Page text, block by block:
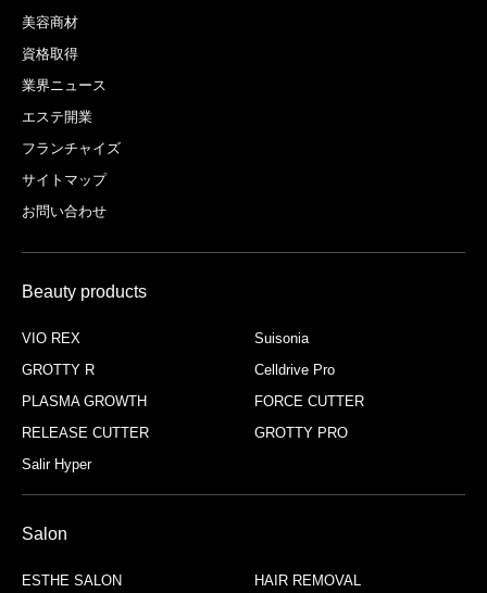
美容商材
資格取得
業界ニュース
エステ開業
フランチャイズ
サイトマップ
お問い合わせ
Beauty products
VIO REX
Suisonia
GROTTY R
Celldrive Pro
PLASMA GROWTH
FORCE CUTTER
RELEASE CUTTER
GROTTY PRO
Salir Hyper
Salon
ESTHE SALON HAIR REMOVAL